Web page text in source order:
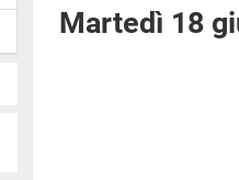
Martedì 18